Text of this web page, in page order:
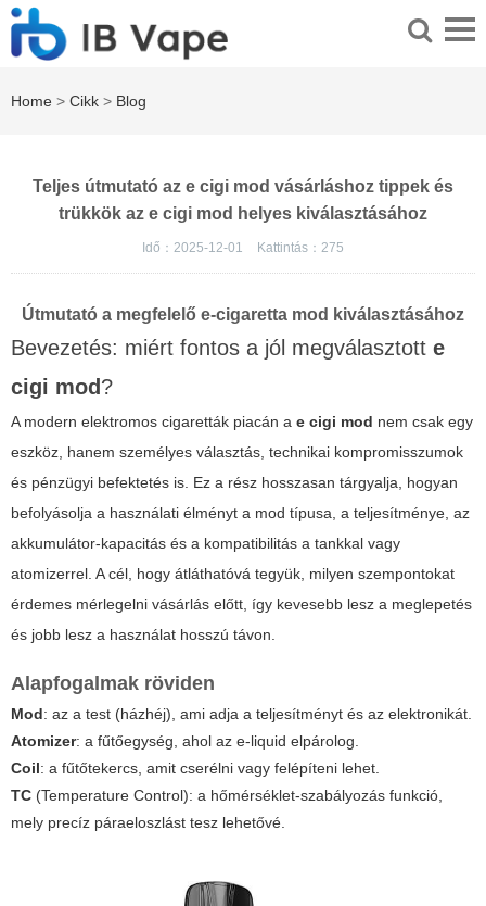
Home > Cikk > Blog
Teljes útmutató az e cigi mod vásárláshoz tippek és
trükkök az e cigi mod helyes kiválasztásához
Idő：2025-12-01 Kattintás： 275
Útmutató a megfelelő e-cigaretta mod kiválasztásához
Bevezetés: miért fontos a jól megválasztott e
cigi mod?
A modern elektromos cigaretták piacán a e cigi mod nem csak egy
eszköz, hanem személyes választás, technikai kompromisszumok
és pénzügyi befektetés is. Ez a rész hosszasan tárgyalja, hogyan
befolyásolja a használati élményt a mod típusa, a teljesítménye, az
akkumulátor-kapacitás és a kompatibilitás a tankkal vagy
atomizerrel. A cél, hogy átláthatóvá tegyük, milyen szempontokat
érdemes mérlegelni vásárlás előtt, így kevesebb lesz a meglepetés
és jobb lesz a használat hosszú távon.
Alapfogalmak röviden
Mod: az a test (házhéj), ami adja a teljesítményt és az elektronikát.
Atomizer: a fűtőegység, ahol az e-liquid elpárolog.
Coil: a fűtőtekercs, amit cserélni vagy felépíteni lehet.
TC (Temperature Control): a hőmérséklet-szabályozás funkció,
mely precíz páraeloszlást tesz lehetővé.